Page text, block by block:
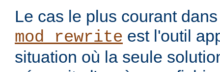
Le cas le plus courant
mod_rewrite est l'outil
situation où la seule